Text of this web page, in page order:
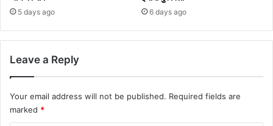
5 days ago 6 days ago
Leave a Reply
Your email address will not be published. Required fields are
marked *